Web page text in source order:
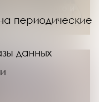
периодические
данных
Нового и